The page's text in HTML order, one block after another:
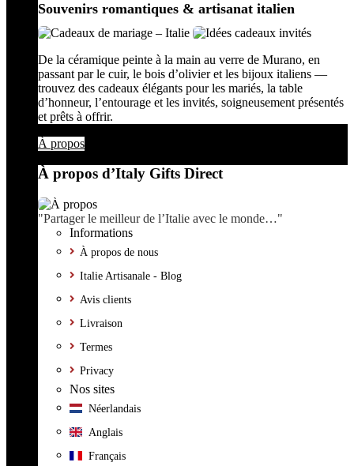
Souvenirs romantiques & artisanat italien
De la céramique peinte à la main au verre de Murano, en
passant par le cuir, le bois d’olivier et les bijoux italiens —
trouvez des cadeaux élégants pour les mariés, la table
d’honneur, l’entourage et les invités, soigneusement présentés
et prêts à offrir.
À propos
À propos d’Italy Gifts Direct
"Partager le meilleur de l’Italie avec le monde…"
Informations
À propos de nous
Italie Artisanale - Blog
Avis clients
Livraison
Termes
Privacy
Nos sites
Néerlandais
Anglais
Français